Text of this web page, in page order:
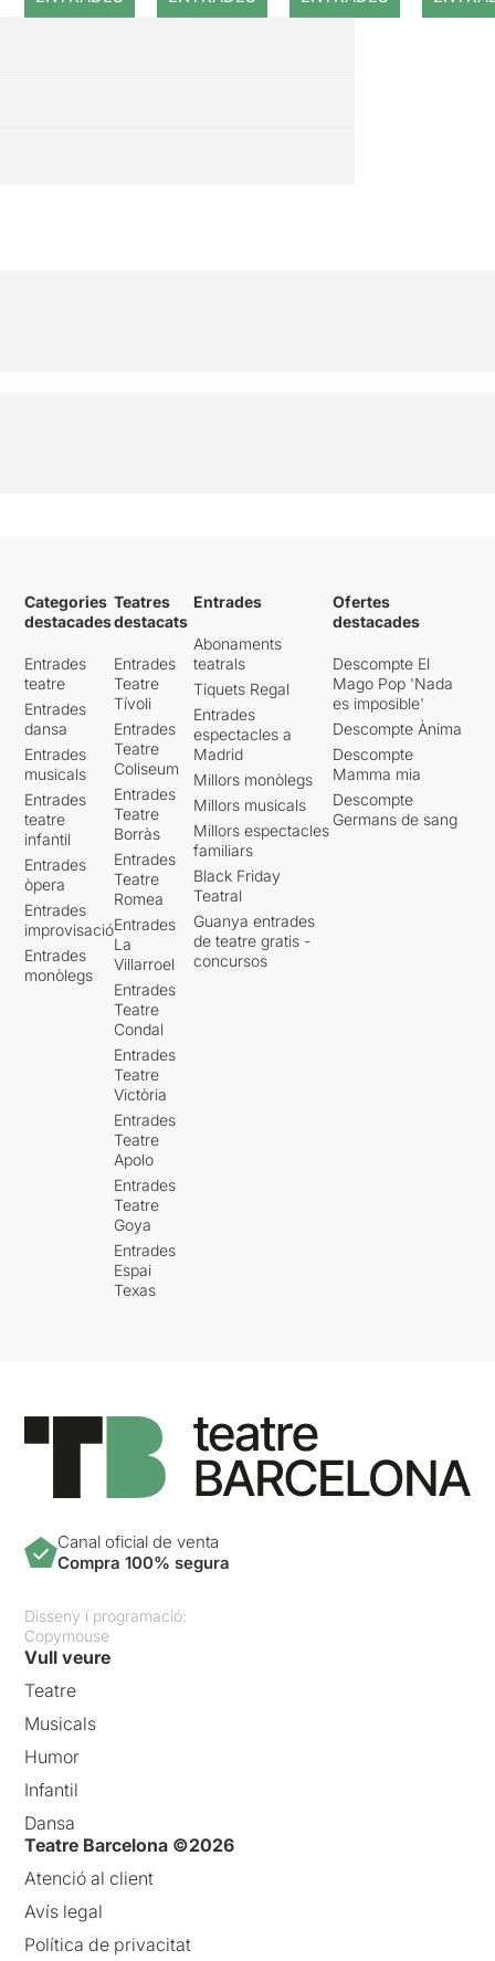
Categories
destacades
Entrades
teatre
Entrades
dansa
Entrades
musicals
Entrades
teatre
infantil
Entrades
òpera
Entrades
improvisació
Entrades
monòlegs
Teatres
destacats
Entrades
Teatre
Tívoli
Entrades
Teatre
Coliseum
Entrades
Teatre
Borràs
Entrades
Teatre
Romea
Entrades
La
Villarroel
Entrades
Teatre
Condal
Entrades
Teatre
Victòria
Entrades
Teatre
Apolo
Entrades
Teatre
Goya
Entrades
Espai
Texas
Entrades
Abonaments
teatrals
Tiquets Regal
Entrades
espectacles a
Madrid
Millors monòlegs
Millors musicals
Millors espectacles
familiars
Black Friday
Teatral
Guanya entrades
de teatre gratis -
concursos
Ofertes
destacades
Descompte El
Mago Pop 'Nada
es imposible'
Descompte Ànima
Descompte
Mamma mia
Descompte
Germans de sang
Canal oficial de venta
Compra 100% segura
Disseny i programació:
Copymouse
Vull veure
Teatre
Musicals
Humor
Infantil
Dansa
Teatre Barcelona ©2026
Atenció al client
Avís legal
Política de privacitat